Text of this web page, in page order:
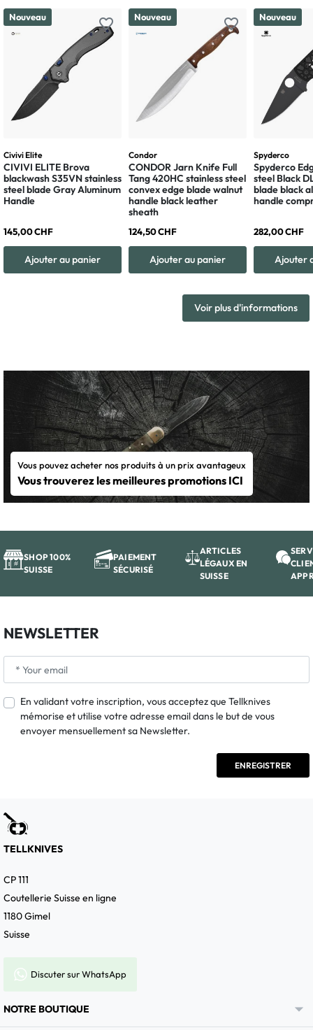
favorite_border
Nouveau
Civivi Elite
CIVIVI ELITE Brova
blackwash S35VN stainless
steel blade Gray Aluminum
Handle
145,00 CHF
Ajouter au panier
favorite_border
Nouveau
Condor
CONDOR Jarn Knife Full
Tang 420HC stainless steel
convex edge blade walnut
handle black leather
sheath
124,50 CHF
Ajouter au panier
Nouveau
Spyderco
Spyderco
steel Black
blade black
handle
282,00 CHF
Ajouter
Voir plus d'informations
Vous pouvez acheter nos produits à un prix avantageux
Vous trouverez les meilleures promotions ICI
SHOP 100%
SUISSE
PAIEMENT
SÉCURISÉ
ARTICLES
LÉGAUX EN
SUISSE
NEWSLETTER
En validant votre inscription, vous acceptez que Tellknives
mémorise et utilise votre adresse email dans le but de vous
envoyer mensuellement sa Newsletter.
TELLKNIVES
CP 111
Coutellerie Suisse en ligne
1180 Gimel
Suisse
Discuter sur WhatsApp
NOTRE BOUTIQUE 